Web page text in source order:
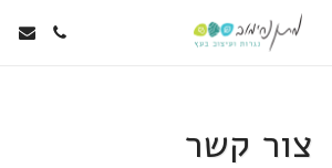
צור קשר